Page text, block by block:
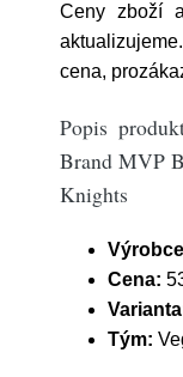
Ceny zboží
cena,
Popis
Brand MVP
Knights
Cena:
Tým: